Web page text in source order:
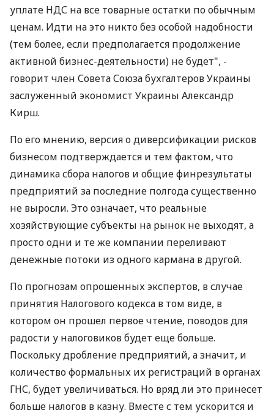
уплате НДС на все товарные остатки по обычным
ценам. Идти на это никто без особой надобности
(тем более, если предполагается продолжение
активной бизнес-деятельности) не будет", -
говорит член Совета Союза бухгалтеров Украины
заслуженный экономист Украины Александр
Кирш.
По его мнению, версия о диверсификации рисков
бизнесом подтверждается и тем фактом, что
динамика сбора налогов и общие финрезультаты
предприятий за последние полгода существенно
не выросли. Это означает, что реальные
хозяйствующие субъекты на рынок не выходят, а
просто одни и те же компании переливают
денежные потоки из одного кармана в другой.
По прогнозам опрошенных экспертов, в случае
принятия Налогового кодекса в том виде, в
котором он прошел первое чтение, поводов для
радости у налоговиков будет еще больше.
Поскольку дробление предприятий, а значит, и
количество формальных их регистраций в органах
ГНС, будет увеличиваться. Но вряд ли это принесет
больше налогов в казну. Вместе с тем ускорится и